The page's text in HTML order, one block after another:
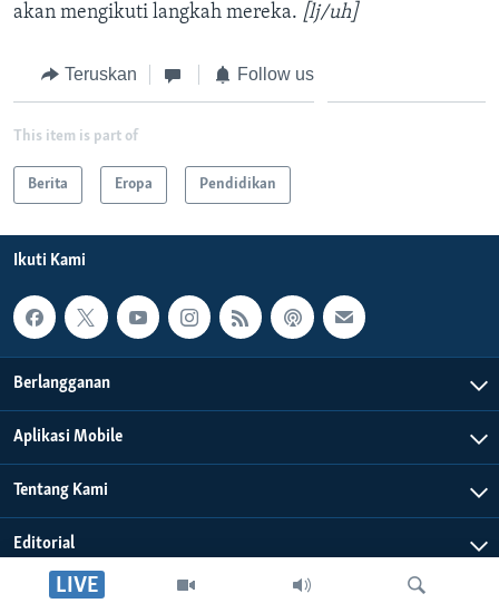
LIVE
akan mengikuti langkah mereka. [lj/uh]
Teruskan Follow us
This item is part of
Berita Eropa Pendidikan
Ikuti Kami
Berlangganan
Aplikasi Mobile
Tentang Kami
Editorial